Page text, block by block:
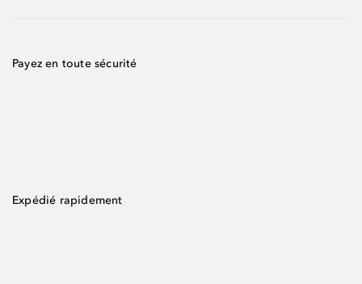
Payez en toute sécurité
Expédié rapidement